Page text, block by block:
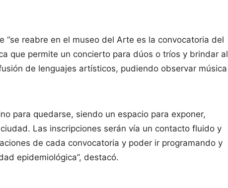
reabre en el museo del Arte es la convocatoria del
que permite un concierto para dúos o tríos y brindar al
de lenguajes artísticos, pudiendo observar música
para quedarse, siendo un espacio para exponer,
Las inscripciones serán vía un contacto fluido y
de cada convocatoria y poder ir programando y
epidemiológica”, destacó.